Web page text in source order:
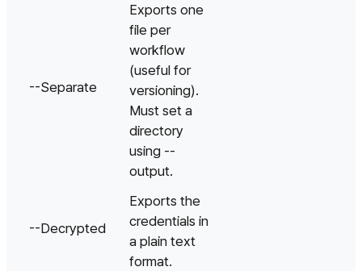
--Separate
Exports one
file per
workflow
(useful for
versioning).
Must set a
directory
using --
output.
--Decrypted
Exports the
credentials in
a plain text
format.